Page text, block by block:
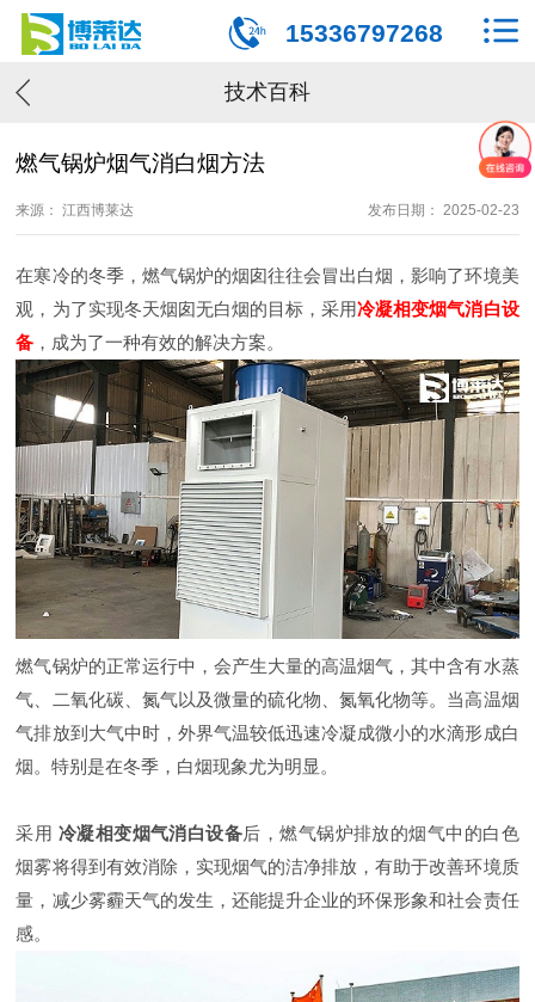
15336797268
技术百科
燃气锅炉烟气消白烟方法
来源： 江西博莱达 发布日期： 2025-02-23
在寒冷的冬季，燃气锅炉的烟囱往往会冒出白烟，影响了环境美
观，为了实现冬天烟囱无白烟的目标，采用冷凝相变烟气消白设
备 ，成为了一种有效的解决方案。
燃气锅炉的正常运行中，会产生大量的高温烟气，其中含有水蒸
气、二氧化碳、氮气以及微量的硫化物、氮氧化物等。当高温烟
气排放到大气中时，外界气温较低迅速冷凝成微小的水滴形成白
烟。特别是在冬季，白烟现象尤为明显。
采用 冷凝相变烟气消白设备后，燃气锅炉排放的烟气中的白色
烟雾将得到有效消除，实现烟气的洁净排放，有助于改善环境质
量，减少雾霾天气的发生，还能提升企业的环保形象和社会责任
感。